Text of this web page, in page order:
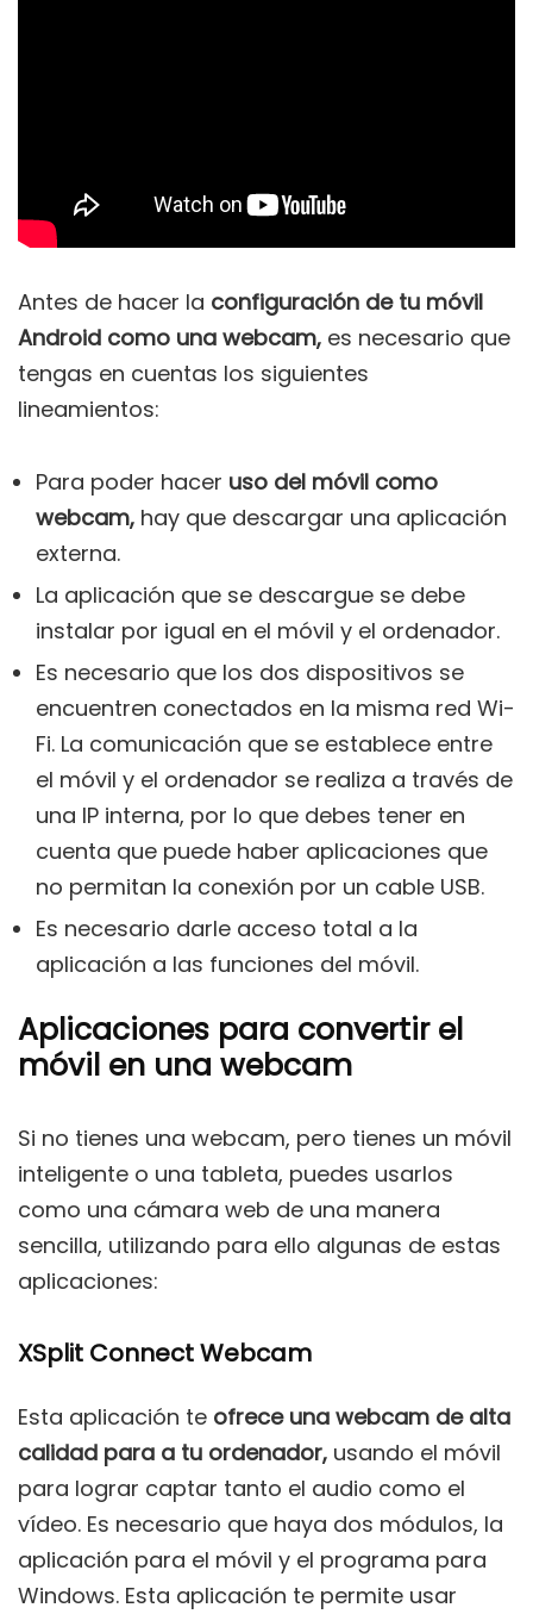
Antes de hacer la configuración de tu móvil
Android como una webcam, es necesario que
tengas en cuentas los siguientes
lineamientos:
Para poder hacer uso del móvil como
webcam, hay que descargar una aplicación
externa.
La aplicación que se descargue se debe
instalar por igual en el móvil y el ordenador.
Es necesario que los dos dispositivos se
encuentren conectados en la misma red Wi-
Fi. La comunicación que se establece entre
el móvil y el ordenador se realiza a través de
una IP interna, por lo que debes tener en
cuenta que puede haber aplicaciones que
no permitan la conexión por un cable USB.
Es necesario darle acceso total a la
aplicación a las funciones del móvil.
Aplicaciones para convertir el
móvil en una webcam
Si no tienes una webcam, pero tienes un móvil
inteligente o una tableta, puedes usarlos
como una cámara web de una manera
sencilla, utilizando para ello algunas de estas
aplicaciones:
XSplit Connect Webcam
Esta aplicación te ofrece una webcam de alta
calidad para a tu ordenador, usando el móvil
para lograr captar tanto el audio como el
vídeo. Es necesario que haya dos módulos, la
aplicación para el móvil y el programa para
Windows. Esta aplicación te permite usar